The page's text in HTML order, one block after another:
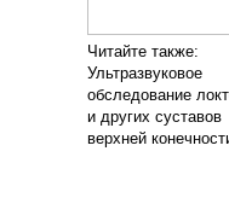
Читайте также:
Ультразвуковое
обследование
и других суставов
верхней